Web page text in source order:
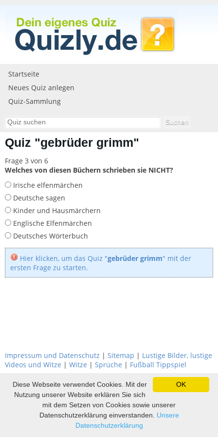
Startseite
Neues Quiz anlegen
Quiz-Sammlung
Quiz "gebrüder grimm"
Frage 3 von 6
Welches von diesen Büchern schrieben sie NICHT?
Irische elfenmärchen
Deutsche sagen
Kinder und Hausmärchern
Englische Elfenmärchen
Deutsches Wörterbuch
Hier klicken, um das Quiz "gebrüder grimm" mit der
ersten Frage zu starten.
Impressum und Datenschutz | Sitemap | Lustige Bilder, lustige
Videos und Witze | Witze | Sprüche | Fußball Tippspiel
OK
Diese Webseite verwendet Cookies. Mit der
Nutzung unserer Website erklären Sie sich
mit dem Setzen von Cookies sowie unserer
Datenschutzerklärung einverstanden. Unsere
Datenschutzerklärung